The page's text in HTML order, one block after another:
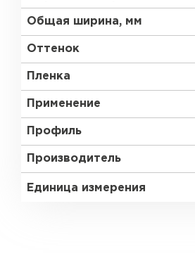
Общая ширина, мм
Оттенок
Пленка
Применение
Профиль
Производитель
Единица измерения